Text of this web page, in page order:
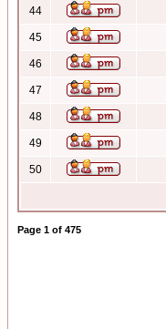
44
45
46
47
48
49
50
Page 1 of 475